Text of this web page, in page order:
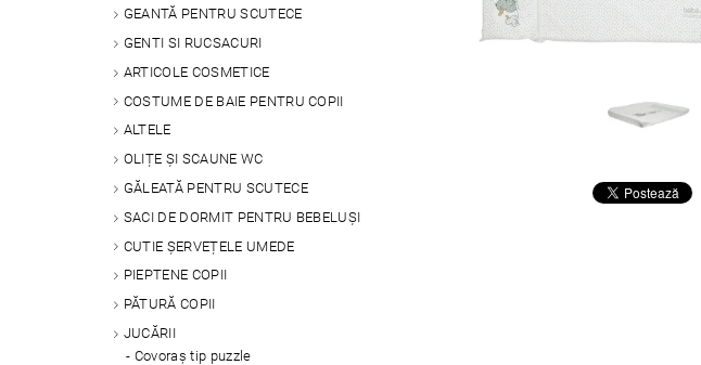
GEANTĂ PENTRU SCUTECE
GENTI SI RUCSACURI
ARTICOLE COSMETICE
COSTUME DE BAIE PENTRU COPII
ALTELE
OLIȚE ȘI SCAUNE WC
GĂLEATĂ PENTRU SCUTECE
SACI DE DORMIT PENTRU BEBELUȘI
CUTIE ȘERVEȚELE UMEDE
PIEPTENE COPII
PĂTURĂ COPII
JUCĂRII
Covoraș tip puzzle